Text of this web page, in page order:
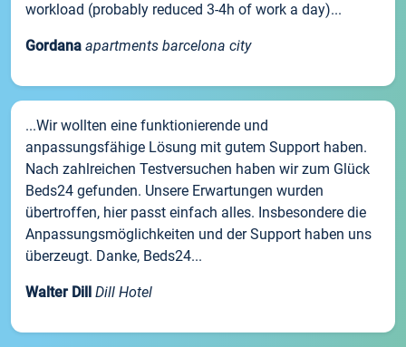
workload (probably reduced 3-4h of work a day)...
Gordana apartments barcelona city
...Wir wollten eine funktionierende und
anpassungsfähige Lösung mit gutem Support haben.
Nach zahlreichen Testversuchen haben wir zum Glück
Beds24 gefunden. Unsere Erwartungen wurden
übertroffen, hier passt einfach alles. Insbesondere die
Anpassungsmöglichkeiten und der Support haben uns
überzeugt. Danke, Beds24...
Walter Dill Dill Hotel